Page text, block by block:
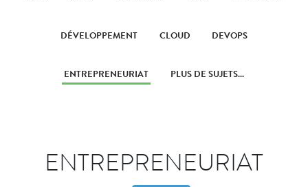
DÉVELOPPEMENT CLOUD DEVOPS
ENTREPRENEURIAT PLUS DE SUJETS...
ENTREPRENEURIAT